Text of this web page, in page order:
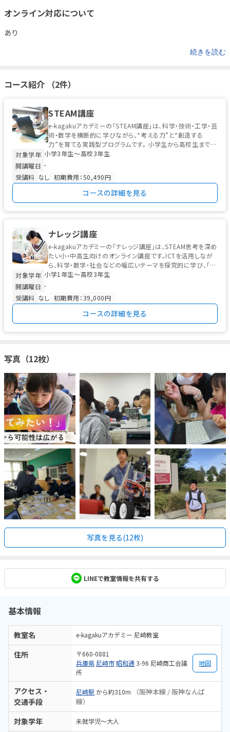
オンライン対応について
あり
続きを読む
コース紹介 （2件）
STEAM講座
e-kagakuアカデミーの「STEAM講座」は、科学・技術・工学・芸
術・数学を横断的に学びながら、“考える力”と“創造する
力”を育てる実践型プログラムです。 小学生から高校生までを
対象に...
対象学年 小学3年生〜高校3年生
開講曜日 -
受講料 なし 初期費用：50,490円
コースの詳細を見る
ナレッジ講座
e-kagakuアカデミーの「ナレッジ講座」は、STEAM思考を深め
たい小・中高生向けのオンライン講座です。ICTを活用しなが
ら、科学・数学・社会などの幅広いテーマを探究的に学び、「な
ぜ？」「ど...
対象学年 小学1年生〜高校3年生
開講曜日 -
受講料 なし 初期費用：39,000円
コースの詳細を見る
写真（12枚）
写真を見る(12枚)
LINEで教室情報を共有する
基本情報
教室名 e-kagakuアカデミー 尼崎教室
住所
〒660-0881
兵庫県 尼崎市昭和通 3-96 尼崎商工会議
所
地図
アクセス・
交通手段
尼崎駅 から約310m
（阪神本線 / 阪神なんば
線）
対象学年 未就学児～大人